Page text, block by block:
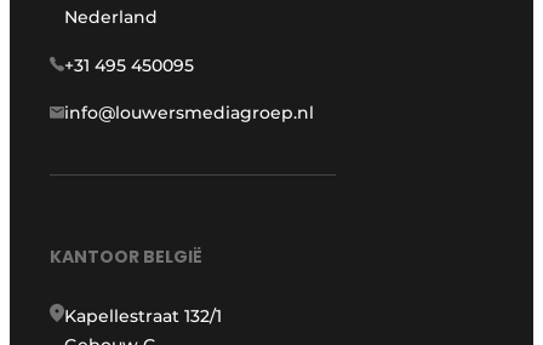
Nederland
+31 495 450095
info@louwersmediagroep.nl
KANTOOR BELGIË
Kapellestraat 132/1